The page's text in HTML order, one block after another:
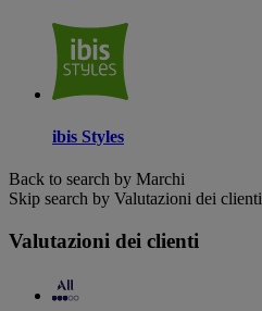
ibis Styles
Back to search by Marchi
Skip search by Valutazioni dei clienti
Valutazioni dei clienti